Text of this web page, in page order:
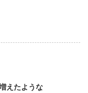
えたような